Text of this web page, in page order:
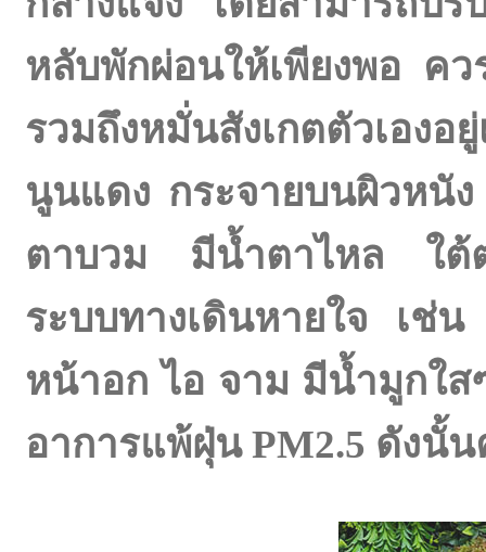
หลับพักผ่อนให้เพียงพอ คว
รวมถึงหมั่นสังเกตตัวเอง
นูนแดง กระจายบนผิวหนั
ตาบวม มีน้ำตาไหล ใต้ต
ระบบทางเดินหายใจ เ
หน้าอก ไอ จาม มีน้ำมูกใ
อาการแพ้ฝุ่น PM2.5 ดังนั้